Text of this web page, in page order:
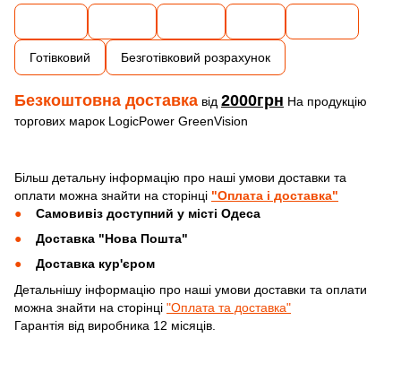
Готівковий Безготівковий розрахунок
Безкоштовна доставка від 2000грн На продукцію
торгових марок LogicPower GreenVision
Більш детальну інформацію про наші умови доставки та
оплати можна знайти на сторінці "Оплата і доставка"
Самовивіз доступний у місті Одеса
Доставка "Нова Пошта"
Доставка кур'єром
Детальнішу інформацію про наші умови доставки та оплати
можна знайти на сторінці "Оплата та доставка"
Гарантія від виробника 12 місяців.